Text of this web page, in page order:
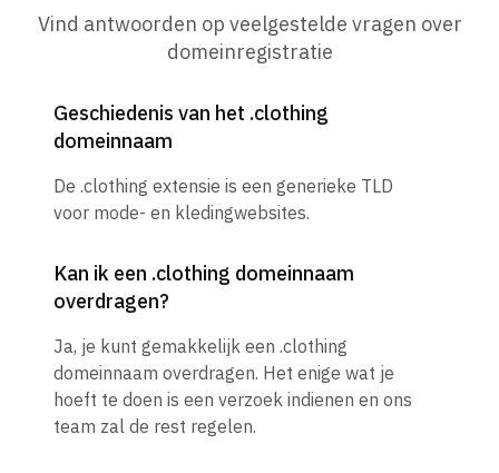
Vind antwoorden op veelgestelde vragen over
domeinregistratie
Geschiedenis van het .clothing
domeinnaam
De .clothing extensie is een generieke TLD
voor mode- en kledingwebsites.
Kan ik een .clothing domeinnaam
overdragen?
Ja, je kunt gemakkelijk een .clothing
domeinnaam overdragen. Het enige wat je
hoeft te doen is een verzoek indienen en ons
team zal de rest regelen.